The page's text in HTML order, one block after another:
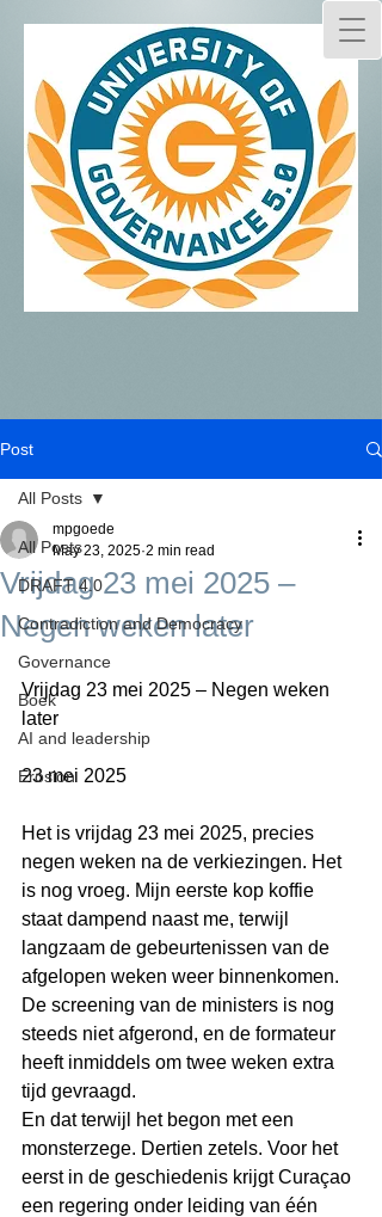
Post
All Posts
DRAFT 4.0
Contradiction and Democracy
Governance
Boek
AI and leadership
Erosion
All Posts
Vrijdag 23 mei 2025 –
Negen weken later
mpgoede
May 23, 2025 2 min read
Vrijdag 23 mei 2025 – Negen weken
later
23 mei 2025
Het is vrijdag 23 mei 2025, precies
negen weken na de verkiezingen. Het
is nog vroeg. Mijn eerste kop koffie
staat dampend naast me, terwijl
langzaam de gebeurtenissen van de
afgelopen weken weer binnenkomen.
De screening van de ministers is nog
steeds niet afgerond, en de formateur
heeft inmiddels om twee weken extra
tijd gevraagd.
En dat terwijl het begon met een
monsterzege. Dertien zetels. Voor het
eerst in de geschiedenis krijgt Curaçao
een regering onder leiding van één